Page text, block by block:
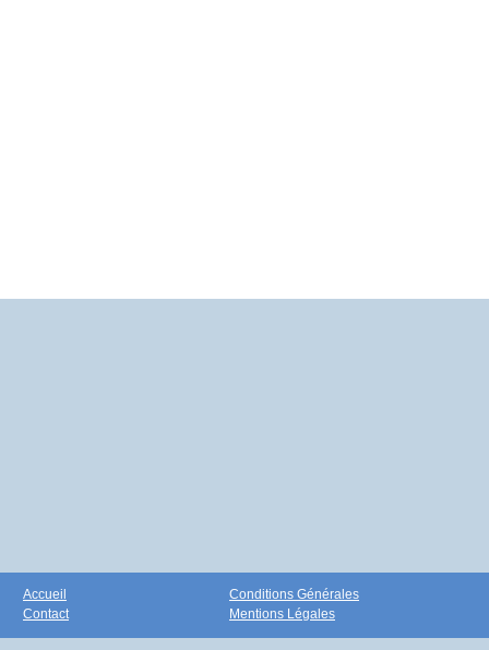
Accueil
Contact
Conditions Générales
Mentions Légales